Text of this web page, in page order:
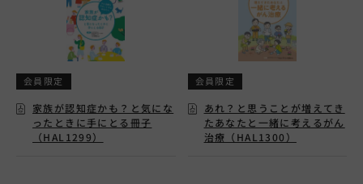
会員限定
家族が認知症かも？と気にな
ったときに手にとる冊子
（HAL1299）
会員限定
あれ？と思うことが増えてき
たあなたと一緒に考えるがん
治療（HAL1300）